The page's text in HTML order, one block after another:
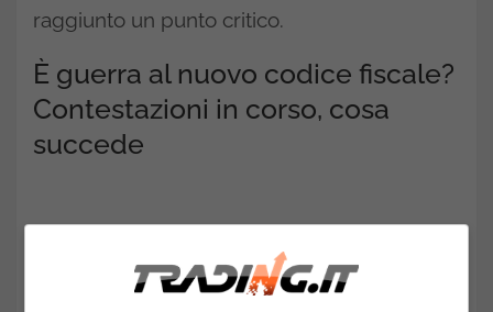
raggiunto un punto critico.
È guerra al nuovo codice fiscale?
Contestazioni in corso, cosa
succede